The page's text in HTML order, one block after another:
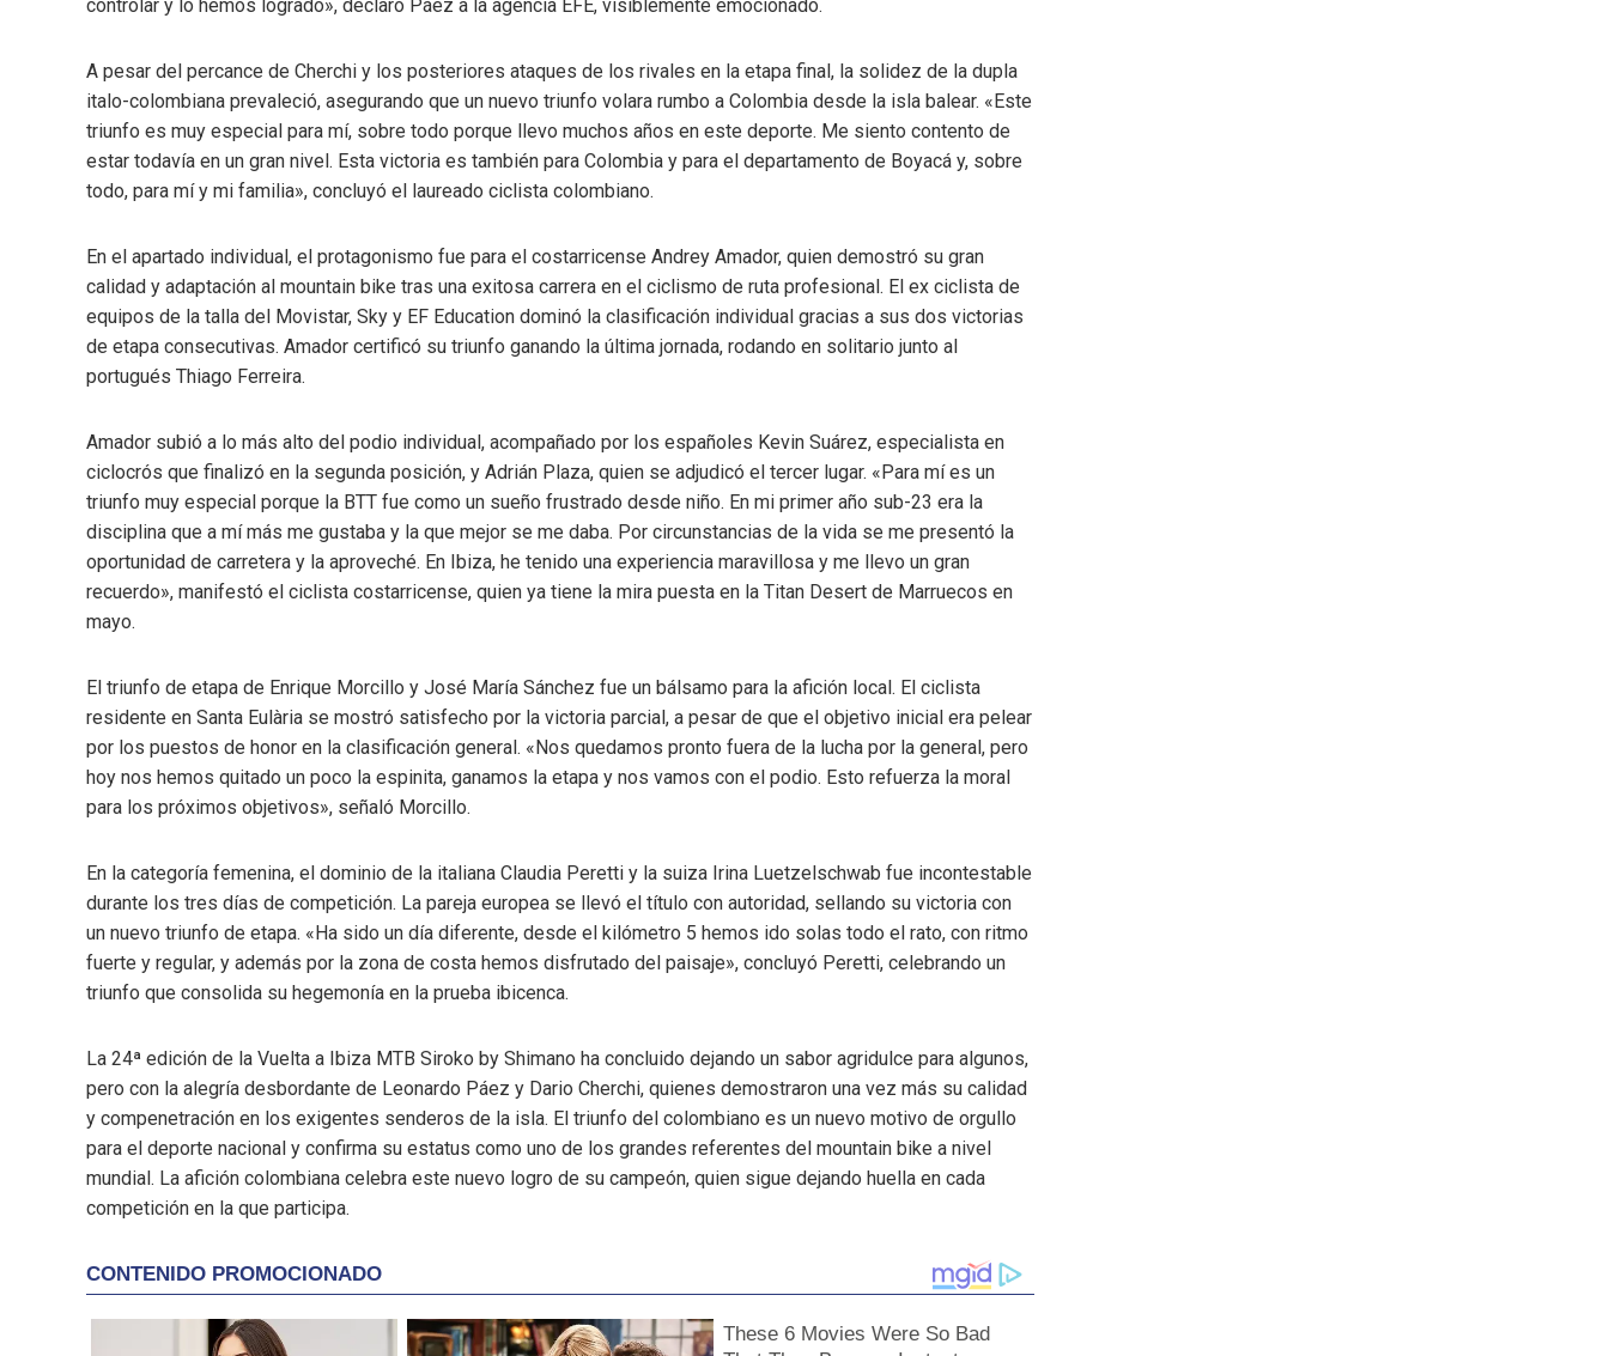
controlar y lo hemos logrado», declaró Páez a la agencia EFE, visiblemente emocionado.
A pesar del percance de Cherchi y los posteriores ataques de los rivales en la etapa final, la solidez de la dupla
italo-colombiana prevaleció, asegurando que un nuevo triunfo volara rumbo a Colombia desde la isla balear. «Este
triunfo es muy especial para mí, sobre todo porque llevo muchos años en este deporte. Me siento contento de
estar todavía en un gran nivel. Esta victoria es también para Colombia y para el departamento de Boyacá y, sobre
todo, para mí y mi familia», concluyó el laureado ciclista colombiano.
En el apartado individual, el protagonismo fue para el costarricense Andrey Amador, quien demostró su gran
calidad y adaptación al mountain bike tras una exitosa carrera en el ciclismo de ruta profesional. El ex ciclista de
equipos de la talla del Movistar, Sky y EF Education dominó la clasificación individual gracias a sus dos victorias
de etapa consecutivas. Amador certificó su triunfo ganando la última jornada, rodando en solitario junto al
portugués Thiago Ferreira.
Amador subió a lo más alto del podio individual, acompañado por los españoles Kevin Suárez, especialista en
ciclocrós que finalizó en la segunda posición, y Adrián Plaza, quien se adjudicó el tercer lugar. «Para mí es un
triunfo muy especial porque la BTT fue como un sueño frustrado desde niño. En mi primer año sub-23 era la
disciplina que a mí más me gustaba y la que mejor se me daba. Por circunstancias de la vida se me presentó la
oportunidad de carretera y la aproveché. En Ibiza, he tenido una experiencia maravillosa y me llevo un gran
recuerdo», manifestó el ciclista costarricense, quien ya tiene la mira puesta en la Titan Desert de Marruecos en
mayo.
El triunfo de etapa de Enrique Morcillo y José María Sánchez fue un bálsamo para la afición local. El ciclista
residente en Santa Eulària se mostró satisfecho por la victoria parcial, a pesar de que el objetivo inicial era pelear
por los puestos de honor en la clasificación general. «Nos quedamos pronto fuera de la lucha por la general, pero
hoy nos hemos quitado un poco la espinita, ganamos la etapa y nos vamos con el podio. Esto refuerza la moral
para los próximos objetivos», señaló Morcillo.
En la categoría femenina, el dominio de la italiana Claudia Peretti y la suiza Irina Luetzelschwab fue incontestable
durante los tres días de competición. La pareja europea se llevó el título con autoridad, sellando su victoria con
un nuevo triunfo de etapa. «Ha sido un día diferente, desde el kilómetro 5 hemos ido solas todo el rato, con ritmo
fuerte y regular, y además por la zona de costa hemos disfrutado del paisaje», concluyó Peretti, celebrando un
triunfo que consolida su hegemonía en la prueba ibicenca.
La 24ª edición de la Vuelta a Ibiza MTB Siroko by Shimano ha concluido dejando un sabor agridulce para algunos,
pero con la alegría desbordante de Leonardo Páez y Dario Cherchi, quienes demostraron una vez más su calidad
y compenetración en los exigentes senderos de la isla. El triunfo del colombiano es un nuevo motivo de orgullo
para el deporte nacional y confirma su estatus como uno de los grandes referentes del mountain bike a nivel
mundial. La afición colombiana celebra este nuevo logro de su campeón, quien sigue dejando huella en cada
competición en la que participa.